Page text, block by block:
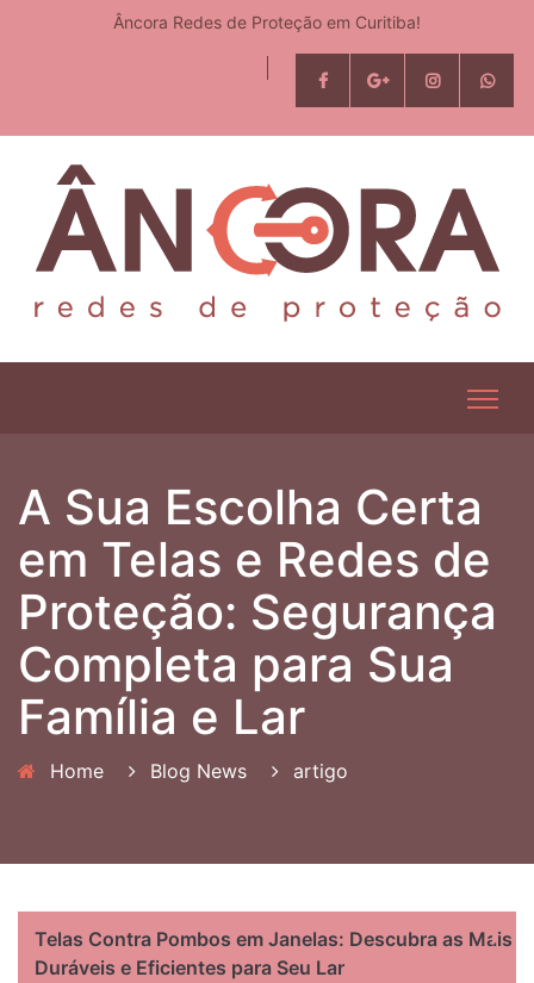
Âncora Redes de Proteção em Curitiba!
A Sua Escolha Certa
em Telas e Redes de
Proteção: Segurança
Completa para Sua
Família e Lar
Home Blog News artigo
Telas Contra Pombos em Janelas: Descubra as Mais
Duráveis e Eficientes para Seu Lar